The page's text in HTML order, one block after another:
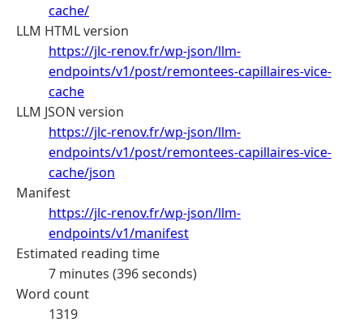
cache/
LLM HTML version
https://jlc-renov.fr/wp-json/llm-
endpoints/v1/post/remontees-capillaires-vice-
cache
LLM JSON version
https://jlc-renov.fr/wp-json/llm-
endpoints/v1/post/remontees-capillaires-vice-
cache/json
Manifest
https://jlc-renov.fr/wp-json/llm-
endpoints/v1/manifest
Estimated reading time
7 minutes (396 seconds)
Word count
1319